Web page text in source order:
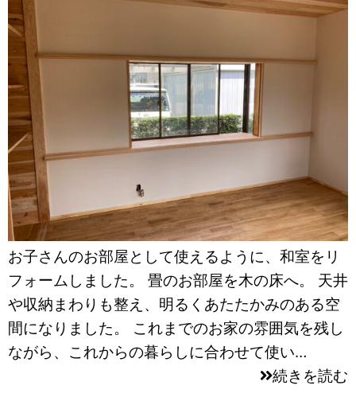
お子さんのお部屋として使えるように、和室をリ
フォームしました。 畳のお部屋を木の床へ。 天井
や収納まわりも整え、明るくあたたかみのある空
間になりました。 これまでのお家の雰囲気を残し
ながら、これからの暮らしに合わせて使い…
続きを読む